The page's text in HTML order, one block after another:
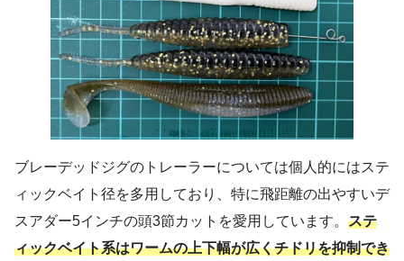
ブレーデッドジグのトレーラーについては個人的にはステ
ィックベイト径を多用しており、特に飛距離の出やすいデ
スアダー5インチの頭3節カットを愛用しています。 ステ
ィックベイト系はワームの上下幅が広くチドリを抑制でき